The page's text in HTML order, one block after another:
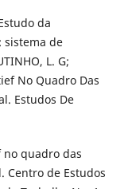
da
de
L. G;
No Quadro Das
Estudos De
no quadro das
Centro de Estudos